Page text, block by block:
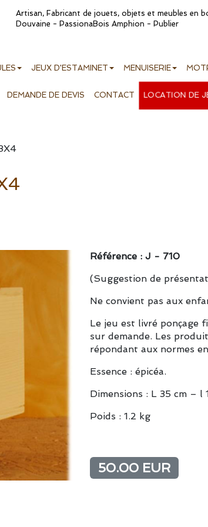
Artisan, Fabricant de jouets, objets et meubles en
Douvaine - PassionaBois Amphion - Publier
JEUX D'ESTAMINET MENUISERIE
DEMANDE DE DEVIS CONTACT LOCATION DE
Référence : J - 710
(Suggestion de
Ne convient pas aux
Le jeu est livré ponçage
sur demande. Les
répondant aux normes
Essence : épicéa.
Dimensions : L 35 cm – l
Poids : 1.2 kg
50.00 EUR